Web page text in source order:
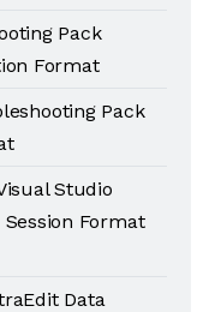
Pack
Format
Pack
Studio
Session Format
Data